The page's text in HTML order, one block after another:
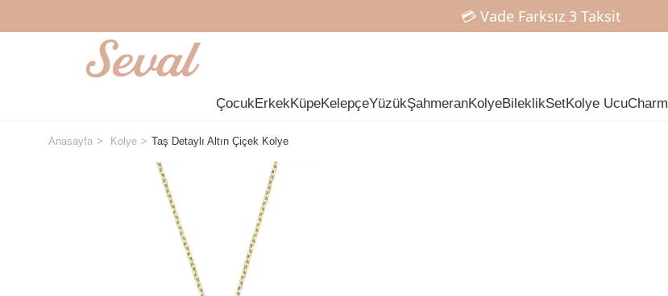
💳 Vade Farksız 3 Taksit
ÇocukErkekKüpeKelepçeYüzükŞahmeranKolyeBileklikSetKolye UcuCharm
Anasayfa Kolye Taş Detaylı Altın Çiçek Kolye